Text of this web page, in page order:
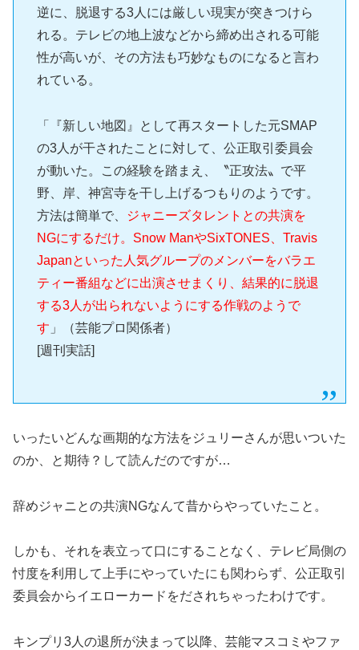
逆に、脱退する3人には厳しい現実が突きつけら
れる。テレビの地上波などから締め出される可能
性が高いが、その方法も巧妙なものになると言わ
れている。
「『新しい地図』として再スタートした元SMAP
の3人が干されたことに対して、公正取引委員会
が動いた。この経験を踏まえ、〝正攻法〟で平
野、岸、神宮寺を干し上げるつもりのようです。
方法は簡単で、
ジャニーズタレントとの共演を
NGにするだけ。Snow ManやSixTONES、Travis
Japanといった人気グループのメンバーをバラエ
ティー番組などに出演させまくり、結果的に脱退
する3人が出られないようにする作戦のようで
す 」（芸能プロ関係者）
[週刊実話]
いったいどんな画期的な方法をジュリーさんが思いついた
のか、と期待？して読んだのですが…
辞めジャニとの共演NGなんて昔からやっていたこと。
しかも、それを表立って口にすることなく、テレビ局側の
忖度を利用して上手にやっていたにも関わらず、公正取引
委員会からイエローカードをだされちゃったわけです。
キンプリ3人の退所が決まって以降、芸能マスコミやファ